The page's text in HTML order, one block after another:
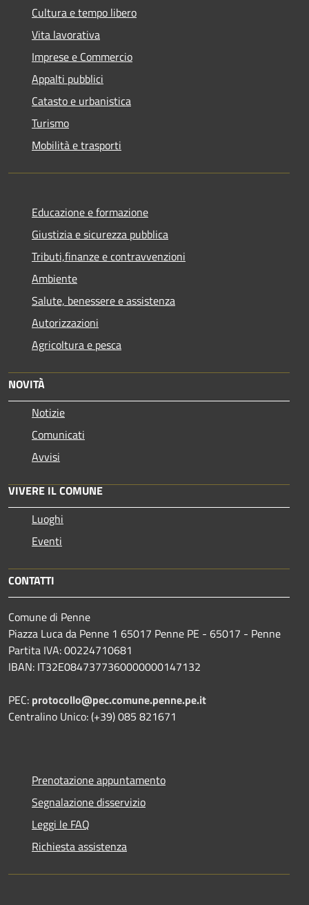
Cultura e tempo libero
Vita lavorativa
Imprese e Commercio
Appalti pubblici
Catasto e urbanistica
Turismo
Mobilità e trasporti
Educazione e formazione
Giustizia e sicurezza pubblica
Tributi,finanze e contravvenzioni
Ambiente
Salute, benessere e assistenza
Autorizzazioni
Agricoltura e pesca
NOVITÀ
Notizie
Comunicati
Avvisi
VIVERE IL COMUNE
Luoghi
Eventi
CONTATTI
Comune di Penne
Piazza Luca da Penne 1 65017 Penne PE - 65017 - Penne
Partita IVA: 00224710681
IBAN: IT32E0847377360000000147132
PEC: protocollo@pec.comune.penne.pe.it
Centralino Unico: (+39) 085 821671
Prenotazione appuntamento
Segnalazione disservizio
Leggi le FAQ
Richiesta assistenza